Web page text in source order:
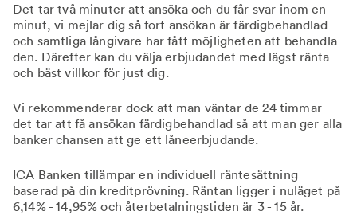
Det tar två minuter att ansöka och du får svar inom en
minut, vi mejlar dig så fort ansökan är färdigbehandlad
och samtliga långivare har fått möjligheten att behandla
den. Därefter kan du välja erbjudandet med lägst ränta
och bäst villkor för just dig.
Vi rekommenderar dock att man väntar de 24 timmar
det tar att få ansökan färdigbehandlad så att man ger alla
banker chansen att ge ett låneerbjudande.
ICA Banken tillämpar en individuell räntesättning
baserad på din kreditprövning. Räntan ligger i nuläget på
6,14% - 14,95% och återbetalningstiden är 3 - 15 år.